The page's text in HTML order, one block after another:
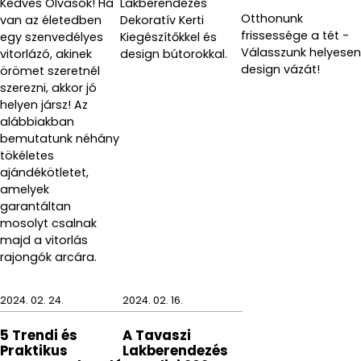
szolgálhasson alapjául ezeknek az emlékeknek!
A Gedy SEVENTY fogmosópohár állapotának
megőrzése érdekében a tisztításnál alkalmazzunk
nedves tisztítórongyot és kerüljük a savas
kémhatású, maró vegyszereket.
Kedves Olvasók! Ha
van az életedben
egy szenvedélyes
vitorlázó, akinek
örömet szeretnél
szerezni, akkor jó
helyen jársz! Az
alábbiakban
bemutatunk néhány
tökéletes
ajándékötletet,
amelyek
garantáltan
mosolyt csalnak
majd a vitorlás
rajongók arcára.
Lakberendezés
Dekoratív Kerti
Kiegészítőkkel és
design bútorokkal.
Otthonunk
frissessége a tét -
Válasszunk helyesen
design vázát!
2024. 02. 24.
5 Trendi és
Praktikus
2024. 02. 16.
A Tavaszi
Lakberendezés